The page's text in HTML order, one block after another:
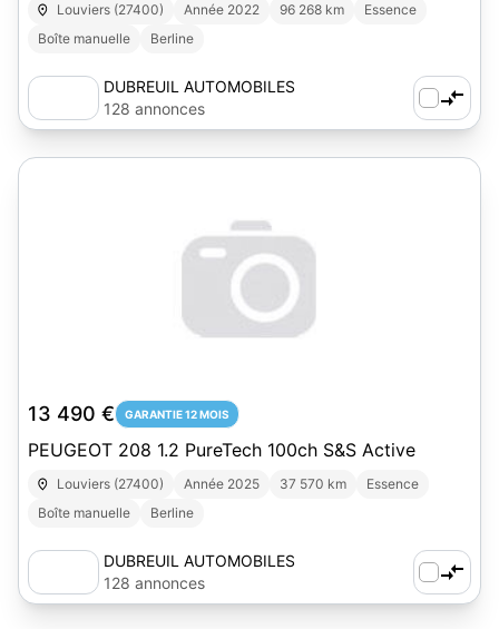
Louviers (27400) Année 2022 96 268 km
Essence
Boîte manuelle
Berline
DUBREUIL AUTOMOBILES
128 annonces
13 490 € GARANTIE 12 MOIS
PEUGEOT 208 1.2 PureTech 100ch S&S Active
Louviers (27400) Année 2025 37 570 km
Essence
Boîte manuelle
Berline
DUBREUIL AUTOMOBILES
128 annonces